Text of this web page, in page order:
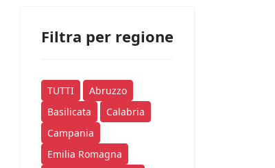
Filtra per regione
TUTTI
Abruzzo
Basilicata
Calabria
Campania
Emilia Romagna